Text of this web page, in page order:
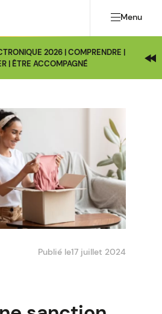
Menu
2026 | COMPRENDRE |
| ÊTRE ACCOMPAGNÉ
Publié le17 juillet 2024